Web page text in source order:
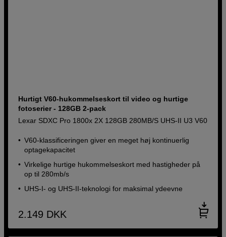
Hurtigt V60-hukommelseskort til video og hurtige
fotoserier - 128GB 2-pack
Lexar SDXC Pro 1800x 2X 128GB 280MB/S UHS-II U3 V60
V60-klassificeringen giver en meget høj kontinuerlig
optagekapacitet
Virkelige hurtige hukommelseskort med hastigheder på
op til 280mb/s
UHS-I- og UHS-II-teknologi for maksimal ydeevne
2.149 DKK